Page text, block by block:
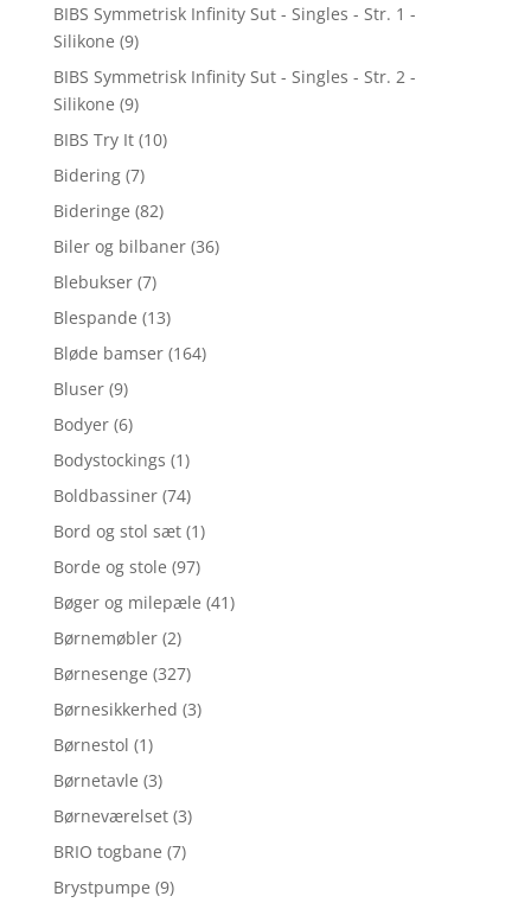
BIBS Symmetrisk Infinity Sut - Singles - Str. 1 -
Silikone (9)
BIBS Symmetrisk Infinity Sut - Singles - Str. 2 -
Silikone (9)
BIBS Try It (10)
Bidering (7)
Bideringe (82)
Biler og bilbaner (36)
Blebukser (7)
Blespande (13)
Bløde bamser (164)
Bluser (9)
Bodyer (6)
Bodystockings (1)
Boldbassiner (74)
Bord og stol sæt (1)
Borde og stole (97)
Bøger og milepæle (41)
Børnemøbler (2)
Børnesenge (327)
Børnesikkerhed (3)
Børnestol (1)
Børnetavle (3)
Børneværelset (3)
BRIO togbane (7)
Brystpumpe (9)